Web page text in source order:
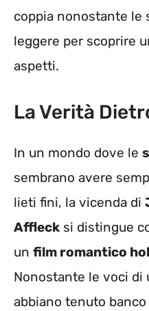
coppia nonostante le
leggere per scoprire
aspetti.
La Verità
In un mondo dove le
sembrano avere
lieti fini, la vicenda di
Affleck si distingue
un film romantico
Nonostante le voci
abbiano tenuto